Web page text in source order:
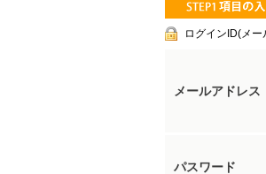
ログインID(メ
メールアドレス
パスワード